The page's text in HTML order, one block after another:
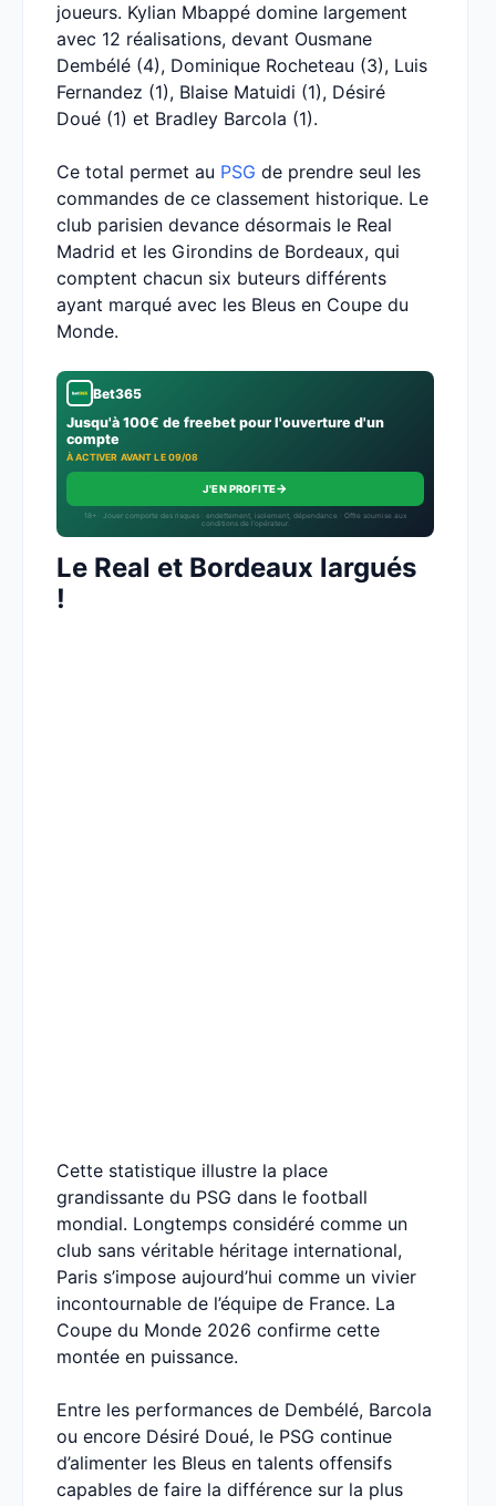
joueurs. Kylian Mbappé domine largement
avec 12 réalisations, devant Ousmane
Dembélé (4), Dominique Rocheteau (3), Luis
Fernandez (1), Blaise Matuidi (1), Désiré
Doué (1) et Bradley Barcola (1).
Ce total permet au PSG de prendre seul les
commandes de ce classement historique. Le
club parisien devance désormais le Real
Madrid et les Girondins de Bordeaux, qui
comptent chacun six buteurs différents
ayant marqué avec les Bleus en Coupe du
Monde.
Bet365
Jusqu'à 100€ de freebet pour l'ouverture d'un
compte
À ACTIVER AVANT LE 09/08
J'EN PROFITE→
18+ · Jouer comporte des risques : endettement, isolement, dépendance · Offre soumise aux
conditions de l’opérateur.
Le Real et Bordeaux largués
!
Cette statistique illustre la place
grandissante du PSG dans le football
mondial. Longtemps considéré comme un
club sans véritable héritage international,
Paris s’impose aujourd’hui comme un vivier
incontournable de l’équipe de France. La
Coupe du Monde 2026 confirme cette
montée en puissance.
Entre les performances de Dembélé, Barcola
ou encore Désiré Doué, le PSG continue
d’alimenter les Bleus en talents offensifs
capables de faire la différence sur la plus